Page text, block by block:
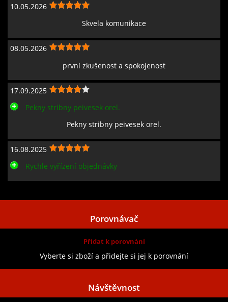
10.05.2026
Skvela komunikace
08.05.2026
první zkušenost a spokojenost
17.09.2025
Pekny stribny peivesek orel.
Pekny stribny peivesek orel.
16.08.2025
Rychle vyřízení objednávky
Porovnávač
Přidat k porovnání
Vyberte si zboží a přidejte si jej k porovnání
Návštěvnost